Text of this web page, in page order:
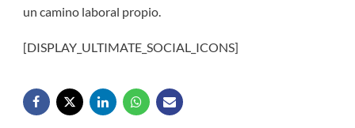
un camino laboral propio.
[DISPLAY_ULTIMATE_SOCIAL_ICONS]